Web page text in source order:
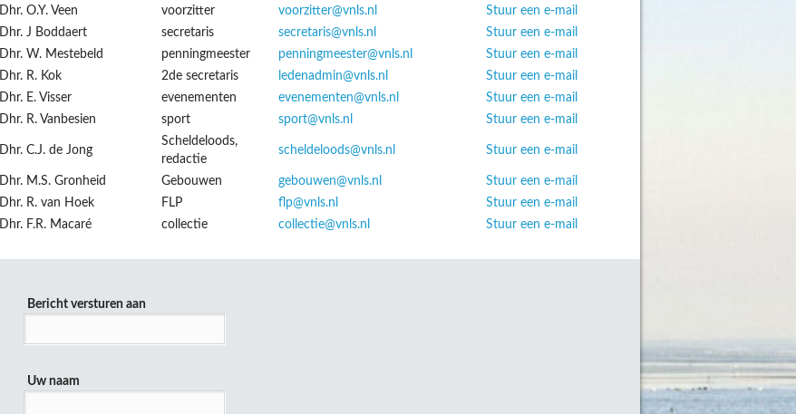
Dhr. O.Y. Veen
voorzitter voorzitter@vnls.nl
Stuur een e-mail
Dhr. J Boddaert
secretaris secretaris@vnls.nl
Stuur een e-mail
Dhr. W. Mestebeld
penningmeester penningmeester@vnls.nl
Stuur een e-mail
Dhr. R. Kok
2de secretaris ledenadmin@vnls.nl
Stuur een e-mail
Dhr. E. Visser
evenementen evenementen@vnls.nl
Stuur een e-mail
Dhr. R. Vanbesien
sport sport@vnls.nl Stuur een e-mail
Dhr. C.J. de Jong
Scheldeloods,
redactie
scheldeloods@vnls.nl Stuur een e-mail
Dhr. M.S. Gronheid Gebouwen gebouwen@vnls.nl
Stuur een e-mail
Dhr. R. van Hoek
FLP flp@vnls.nl
Stuur een e-mail
Dhr. F.R. Macaré
collectie collectie@vnls.nl Stuur een e-mail
Bericht versturen aan
Uw naam